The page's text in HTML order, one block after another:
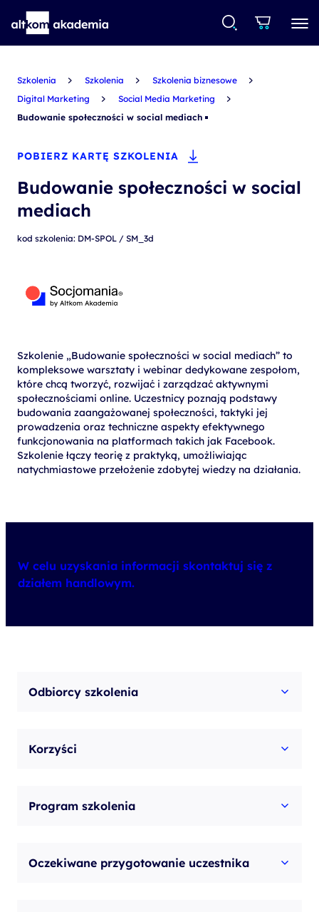
Szkolenia Szkolenia
Szkolenia biznesowe
Digital Marketing
Social Media Marketing
Budowanie społeczności w social mediach
POBIERZ KARTĘ SZKOLENIA
Budowanie społeczności w social
mediach
kod szkolenia: DM-SPOL / SM_3d
Szkolenie „Budowanie społeczności w social mediach” to
kompleksowe warsztaty i webinar dedykowane zespołom,
które chcą tworzyć, rozwijać i zarządzać aktywnymi
społecznościami online. Uczestnicy poznają podstawy
budowania zaangażowanej społeczności, taktyki jej
prowadzenia oraz techniczne aspekty efektywnego
funkcjonowania na platformach takich jak Facebook.
Szkolenie łączy teorię z praktyką, umożliwiając
natychmiastowe przełożenie zdobytej wiedzy na działania.
W celu uzyskania informacji skontaktuj się z
działem handlowym.
Odbiorcy szkolenia
Korzyści
Program szkolenia
Oczekiwane przygotowanie uczestnika